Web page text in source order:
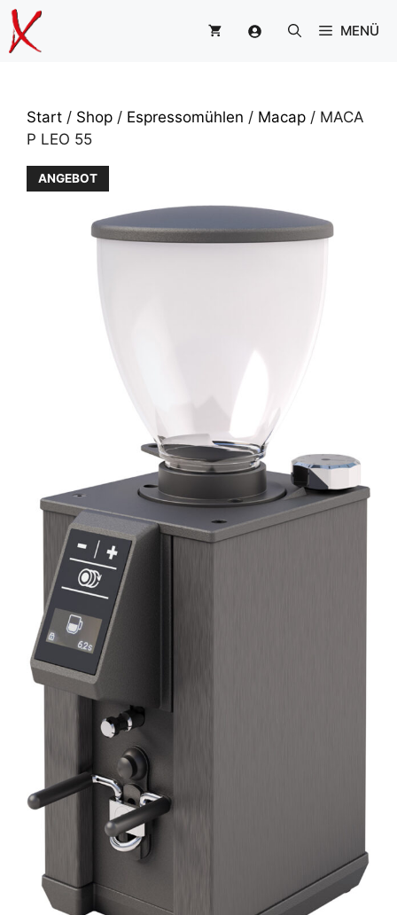
Zum
Inhalt
springen
MENÜ
Start / Shop / Espressomühlen / Macap / MACA
P LEO 55
ANGEBOT